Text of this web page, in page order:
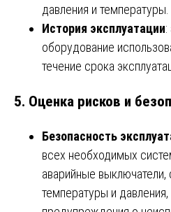
давления и температуры.
История эксплуатации:
оборудование
течение срока
5. Оценка рисков и
Безопасность
всех необходимых
аварийные
температуры и